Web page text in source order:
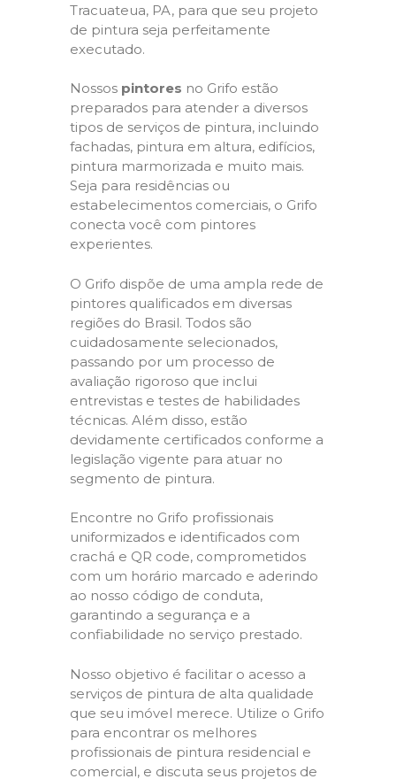
Tracuateua, PA, para que seu projeto
de pintura seja perfeitamente
executado.
Nossos pintores no Grifo estão
preparados para atender a diversos
tipos de serviços de pintura, incluindo
fachadas, pintura em altura, edifícios,
pintura marmorizada e muito mais.
Seja para residências ou
estabelecimentos comerciais, o Grifo
conecta você com pintores
experientes.
O Grifo dispõe de uma ampla rede de
pintores qualificados em diversas
regiões do Brasil. Todos são
cuidadosamente selecionados,
passando por um processo de
avaliação rigoroso que inclui
entrevistas e testes de habilidades
técnicas. Além disso, estão
devidamente certificados conforme a
legislação vigente para atuar no
segmento de pintura.
Encontre no Grifo profissionais
uniformizados e identificados com
crachá e QR code, comprometidos
com um horário marcado e aderindo
ao nosso código de conduta,
garantindo a segurança e a
confiabilidade no serviço prestado.
Nosso objetivo é facilitar o acesso a
serviços de pintura de alta qualidade
que seu imóvel merece. Utilize o Grifo
para encontrar os melhores
profissionais de pintura residencial e
comercial, e discuta seus projetos de